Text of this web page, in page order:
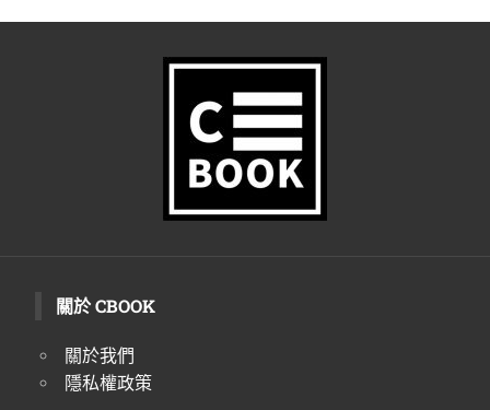
關於 CBOOK
關於我們
隱私權政策